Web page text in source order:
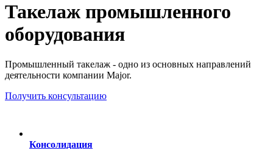
Такелаж промышленного
оборудования
Промышленный такелаж - одно из основных направлений
деятельности компании Major.
Получить консультацию
Консолидация